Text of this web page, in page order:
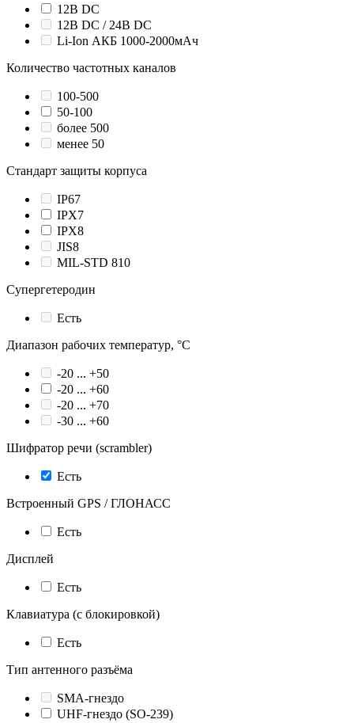
12В DC
12В DC / 24В DC
Li-Ion АКБ 1000-2000мАч
Количество частотных каналов
100-500
50-100
более 500
менее 50
Стандарт защиты корпуса
IP67
IPX7
IPX8
JIS8
MIL-STD 810
Супергетеродин
Есть
Диапазон рабочих температур, °С
-20 ... +50
-20 ... +60
-20 ... +70
-30 ... +60
Шифратор речи (scrambler)
Есть
Встроенный GPS / ГЛОНАСС
Есть
Дисплей
Есть
Клавиатура (с блокировкой)
Есть
Тип антенного разъёма
SMA-гнездо
UHF-гнездо (SO-239)